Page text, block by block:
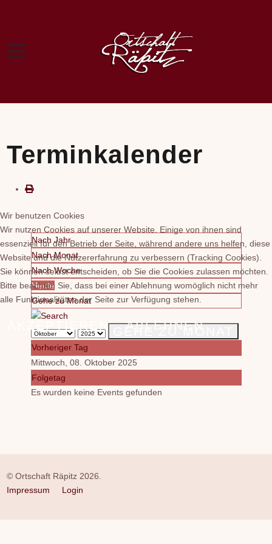
Terminkalender
Nach Jahr
Nach Monat
Nach Woche
Heute
Gehe zu Monat
Vorheriger Tag
Mittwoch, 08. Oktober 2025
Folgetag
Es wurden keine Events gefunden
© Ortschaft Räpitz 2026.
Impressum
Login
Wir benutzen Cookies
Wir nutzen Cookies auf unserer Website. Einige von ihnen sind
essenziell für den Betrieb der Seite, während andere uns helfen, diese
Website und die Nutzererfahrung zu verbessern (Tracking Cookies).
Sie können selbst entscheiden, ob Sie die Cookies zulassen möchten.
Bitte beachten Sie, dass bei einer Ablehnung womöglich nicht mehr
alle Funktionalitäten der Seite zur Verfügung stehen.
AKZEPTIEREN ABLEHNEN